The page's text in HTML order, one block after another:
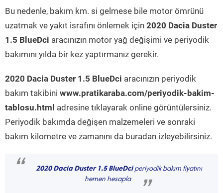
Bu nedenle, bakım km. si gelmese bile motor ömrünü
uzatmak ve yakıt israfını önlemek için 2020 Dacia Duster
1.5 BlueDci aracınızın motor yağ değişimi ve periyodik
bakımını yılda bir kez yaptırmanız gerekir.
2020 Dacia Duster 1.5 BlueDci aracınızın periyodik
bakım takibini www.pratikaraba.com/periyodik-bakim-
tablosu.html adresine tıklayarak online görüntülersiniz.
Periyodik bakımda değişen malzemeleri ve sonraki
bakım kilometre ve zamanını da buradan izleyebilirsiniz.
“ 2020 Dacia Duster 1.5 BlueDciperiyodik bakım fiyatını
hemen hesapla